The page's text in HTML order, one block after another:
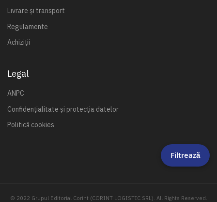
Livrare și transport
Regulamente
Achiziții
Legal
ANPC
Confidențialitate și protecția datelor
Politică cookies
© 2022 Grupul Editorial Corint (CORINT LOGISTIC SRL). All Rights Reserved.
Filtrează